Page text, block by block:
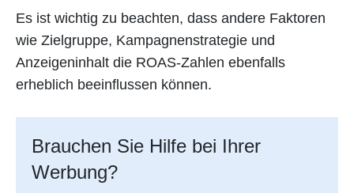
Es ist wichtig zu beachten, dass andere Faktoren
wie Zielgruppe, Kampagnenstrategie und
Anzeigeninhalt die ROAS-Zahlen ebenfalls
erheblich beeinflussen können.
Brauchen Sie Hilfe bei Ihrer
Werbung?